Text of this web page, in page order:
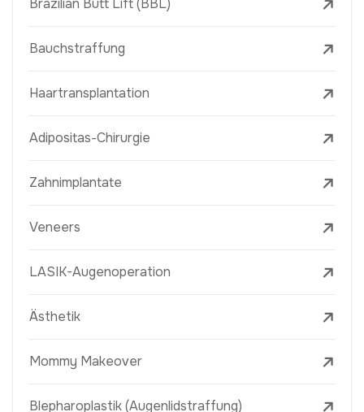
Brazilian Butt Lift (BBL)
Bauchstraffung
Haartransplantation
Adipositas-Chirurgie
Zahnimplantate
Veneers
LASIK-Augenoperation
Ästhetik
Mommy Makeover
Blepharoplastik (Augenlidstraffung)